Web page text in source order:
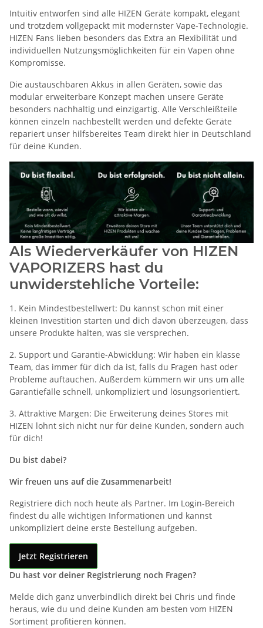
Intuitiv entworfen sind alle HIZEN Geräte kompakt, elegant
und trotzdem vollgepackt mit modernster Vape-Technologie.
HIZEN Fans lieben besonders das Extra an Flexibilität und
individuellen Nutzungsmöglichkeiten für ein Vapen ohne
Kompromisse.
Die austauschbaren Akkus in allen Geräten, sowie das
modular erweiterbare Konzept machen unsere Geräte
besonders nachhaltig und einzigartig. Alle Verschleißteile
können einzeln nachbestellt werden und defekte Geräte
repariert unser hilfsbereites Team direkt hier in Deutschland
für deine Kunden.
Als Wiederverkäufer von HIZEN
VAPORIZERS hast du
unwiderstehliche Vorteile:
1. Kein Mindestbestellwert: Du kannst schon mit einer
kleinen Investition starten und dich davon überzeugen, dass
unsere Produkte halten, was sie versprechen.
2. Support und Garantie-Abwicklung: Wir haben ein klasse
Team, das immer für dich da ist, falls du Fragen hast oder
Probleme auftauchen. Außerdem kümmern wir uns um alle
Garantiefälle schnell, unkompliziert und lösungsorientiert.
3. Attraktive Margen: Die Erweiterung deines Stores mit
HIZEN lohnt sich nicht nur für deine Kunden, sondern auch
für dich!
Du bist dabei?
Wir freuen uns auf die Zusammenarbeit!
Registriere dich noch heute als Partner. Im Login-Bereich
findest du alle wichtigen Informationen und kannst
unkompliziert deine erste Bestellung aufgeben.
Jetzt Registrieren
Du hast vor deiner Registrierung noch Fragen?
Melde dich ganz unverbindlich direkt bei Chris und finde
heraus, wie du und deine Kunden am besten vom HIZEN
Sortiment profitieren können.